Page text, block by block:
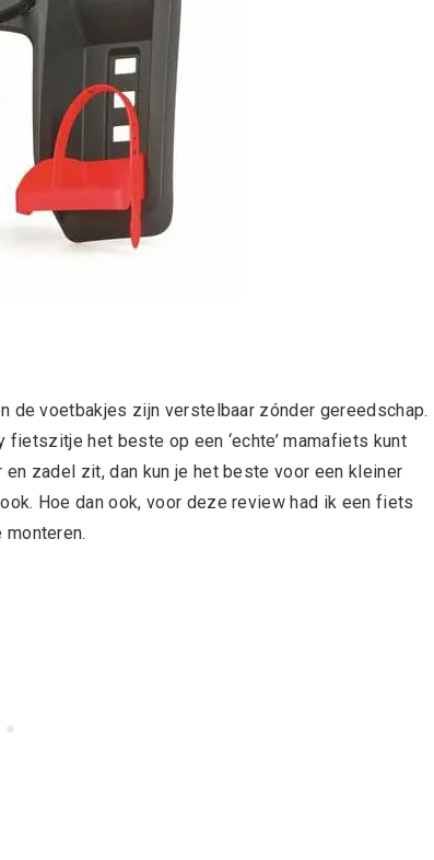
voetbakjes zijn verstelbaar zónder gereedschap.
het beste op een ‘echte’ mamafiets kunt
zadel zit, dan kun je het beste voor een kleiner
Hoe dan ook, voor deze review had ik een fiets